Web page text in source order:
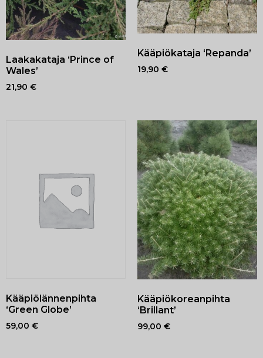
Laakakataja ‘Prince of
Wales’
21,90 €
Kääpiökataja ‘Repanda’
19,90 €
Kääpiölännenpihta
‘Green Globe’
59,00 €
Kääpiökoreanpihta
‘Brillant’
99,00 €